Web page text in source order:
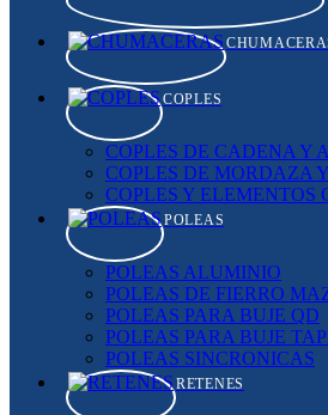
COPLES
COPLES DE CADENA Y
COPLES DE MORDAZA
COPLES Y ELEMENTOS
POLEAS
POLEAS ALUMINIO
POLEAS DE FIERRO
POLEAS PARA BUJE QD
POLEAS PARA BUJE
POLEAS SINCRONICAS
RETENES